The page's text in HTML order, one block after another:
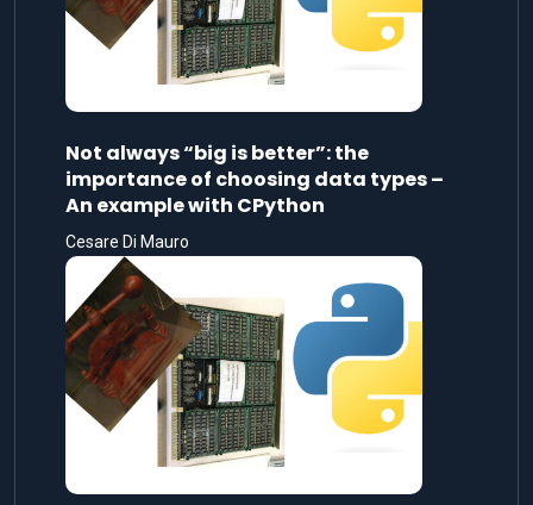
Not always “big is better”: the
importance of choosing data types –
An example with CPython
Cesare Di Mauro